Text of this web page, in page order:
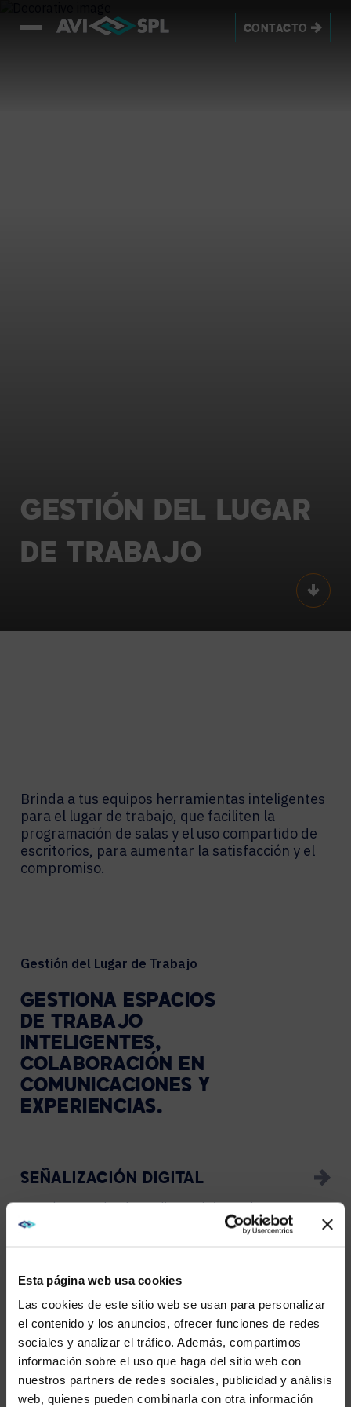
Esta página web usa cookies
Las cookies de este sitio web se usan para personalizar
el contenido y los anuncios, ofrecer funciones de redes
sociales y analizar el tráfico. Además, compartimos
información sobre el uso que haga del sitio web con
nuestros partners de redes sociales, publicidad y análisis
web, quienes pueden combinarla con otra información
CONTACTO
GESTIÓN DEL LUGAR
DE TRABAJO
Scroll
Brinda a tus equipos herramientas inteligentes
para el lugar de trabajo, que faciliten la
programación de salas y el uso compartido de
escritorios, para aumentar la satisfacción y el
compromiso.
Gestión del Lugar de Trabajo
GESTIONA ESPACIOS
DE TRABAJO
INTELIGENTES,
COLABORACIÓN EN
COMUNICACIONES Y
EXPERIENCIAS.
SEÑALIZACIÓN DIGITAL
Mantén a empleados y clientes informados y
entretenidos en la oficina y espacios públicos.
PROGRAMACIÓN DE ESPACIOS DE
TRABAJO
Haz que el uso compartido de escritorios, el
hoteling y la reserva de salas sean fáciles con
herramientas de programación para el lugar de
trabajo.
WE NOTICED YOU'RE IN USA.
instead?